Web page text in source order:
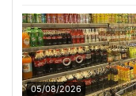
05/08/2026